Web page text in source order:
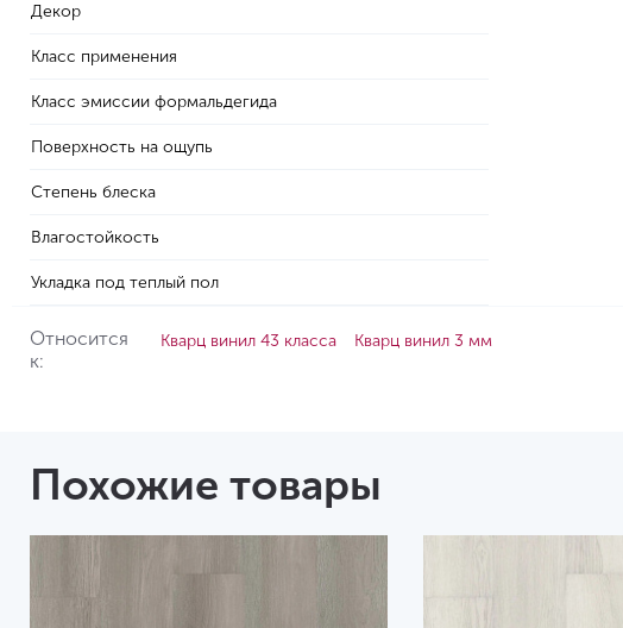
Декор
Класс применения
Класс эмиссии формальдегида
Поверхность на ощупь
Степень блеска
Влагостойкость
Укладка под теплый пол
Относится
к:
Кварц винил 43 класса Кварц винил 3 мм
Похожие товары